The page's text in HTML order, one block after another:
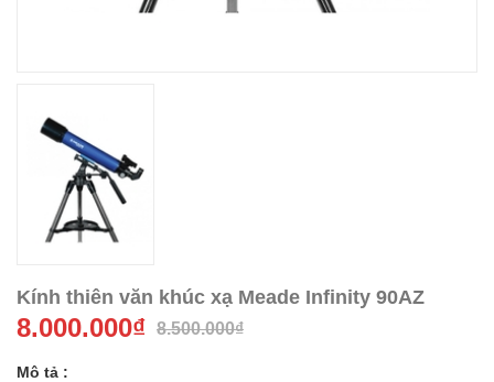
Kính thiên văn khúc xạ Meade Infinity 90AZ
8.000.000₫ 8.500.000₫
Mô tả :